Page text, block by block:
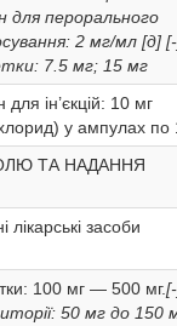
для перорального
2 мг/мл [д]
7.5 мг; 15 мг
для ін’єкцій: 10 мг
у ампулах
ТА НАДАННЯ
лікарські засоби
100 мг — 500 мг.
50 мг до 150